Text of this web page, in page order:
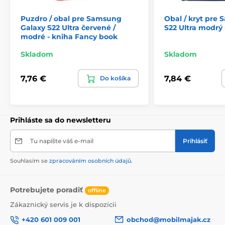
Puzdro / obal pre Samsung
Galaxy S22 Ultra červené /
modré - kniha Fancy book
Skladom
7,76 € Do košíka
Obal / kryt pre
S22 Ultra modrý
Skladom
7,84 €
Prihláste sa do newsletteru
Tu napíšte váš e-mail Prihlásiť
Souhlasím se zpracováním osobních údajů.
Potrebujete poradiť offline
Zákaznický servis je k dispozícii
+420 601 009 001
obchod@mobilmajak.cz